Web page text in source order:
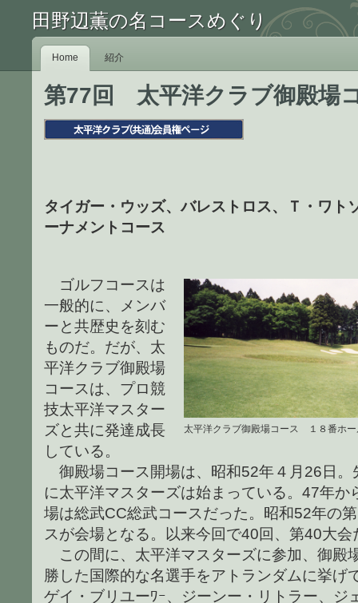
田野辺薫の名コースめぐり
Home 紹介
第77回 太平洋クラブ御殿場
タイガー・ウッズ、バレストロス、Ｔ・ワト
ーナメントコース
太平洋クラブ御殿場コース １８番ホー
ゴルフコースは
一般的に、メンバ
ーと共歴史を刻む
ものだ。だが、太
平洋クラブ御殿場
コースは、プロ競
技太平洋マスター
ズと共に発達成長
している。
御殿場コース開場は、昭和52年４月26日。
に太平洋マスターズは始まっている。47年
場は総武CC総武コースだった。昭和52年の
スが会場となる。以来今回で40回、第40大会
この間に、太平洋マスターズに参加、御殿
勝した国際的な名選手をアトランダムに挙げ
ゲイ・ブリユーﾜｰ、ジーンー・リトラー、ジ